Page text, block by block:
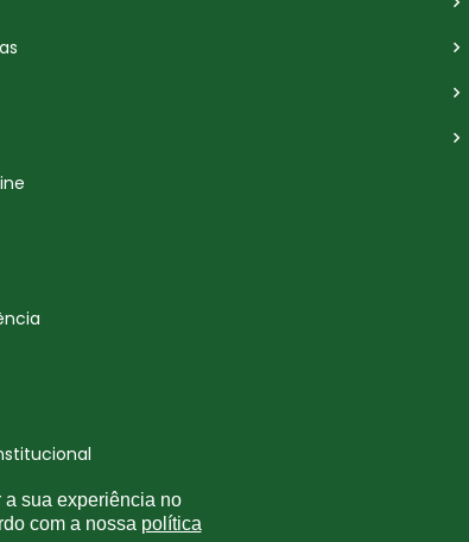
Municipal
sua experiência no
com a nossa política